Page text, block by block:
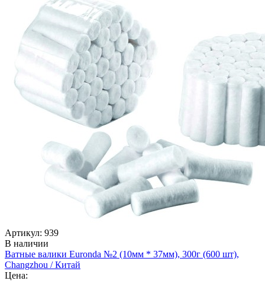
Артикул: 939
В наличии
Ватные валики Euronda №2 (10мм * 37мм), 300г (600 шт),
Changzhou / Китай
Цена: